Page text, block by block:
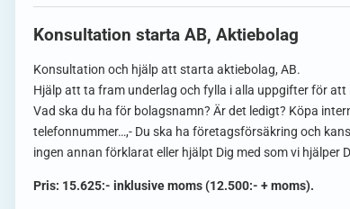
Konsultation starta AB, Aktiebolag
Konsultation och hjälp att starta aktiebolag, AB.
Hjälp att ta fram underlag och fylla i alla uppgifter för
Vad ska du ha för bolagsnamn? Är det ledigt? Köpa
telefonnummer…,- Du ska ha företagsförsäkring och
ingen annan förklarat eller hjälpt Dig med som vi hjälper
Pris: 15.625:- inklusive moms (12.500:- + moms).